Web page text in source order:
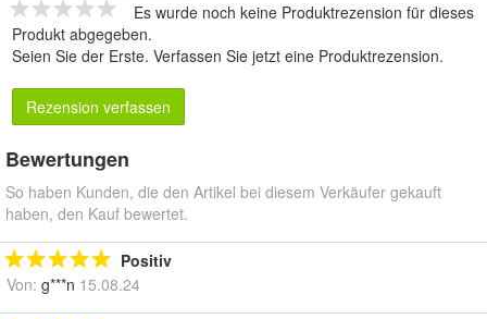
Es wurde noch keine Produktrezension für dieses
Produkt abgegeben.
Seien Sie der Erste. Verfassen Sie jetzt eine Produktrezension.
Rezension verfassen
Bewertungen
So haben Kunden, die den Artikel bei diesem Verkäufer gekauft
haben, den Kauf bewertet.
Positiv
Von: g***n 15.08.24